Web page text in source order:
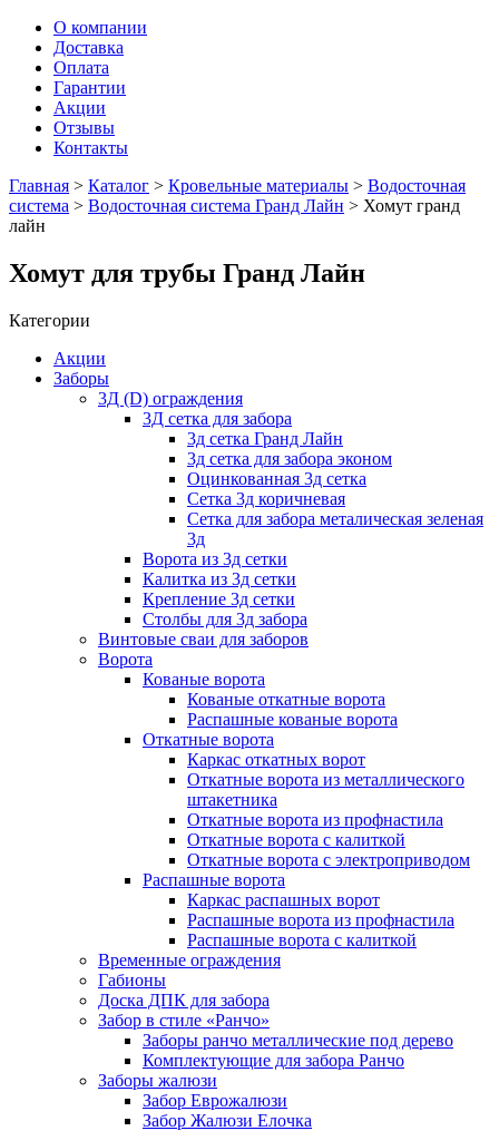
О компании
Доставка
Оплата
Гарантии
Акции
Отзывы
Контакты
Главная > Каталог > Кровельные материалы > Водосточная
система > Водосточная система Гранд Лайн > Хомут гранд
лайн
Хомут для трубы Гранд Лайн
Категории
Акции
Заборы
3Д (D) ограждения
3Д сетка для забора
3д сетка Гранд Лайн
3д сетка для забора эконом
Оцинкованная 3д сетка
Сетка 3д коричневая
Сетка для забора металическая зеленая
3д
Ворота из 3д сетки
Калитка из 3д сетки
Крепление 3д сетки
Столбы для 3д забора
Винтовые сваи для заборов
Ворота
Кованые ворота
Кованые откатные ворота
Распашные кованые ворота
Откатные ворота
Каркас откатных ворот
Откатные ворота из металлического
штакетника
Откатные ворота из профнастила
Откатные ворота с калиткой
Откатные ворота с электроприводом
Распашные ворота
Каркас распашных ворот
Распашные ворота из профнастила
Распашные ворота с калиткой
Временные ограждения
Габионы
Доска ДПК для забора
Забор в стиле «Ранчо»
Заборы ранчо металлические под дерево
Комплектующие для забора Ранчо
Заборы жалюзи
Забор Еврожалюзи
Забор Жалюзи Елочка